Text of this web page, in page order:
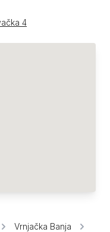
4
Vrnjačka Banja